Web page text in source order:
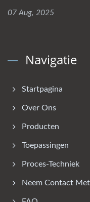
07 Aug, 2025
Navigatie
Startpagina
Over Ons
Producten
Toepassingen
Proces-Techniek
Neem Contact